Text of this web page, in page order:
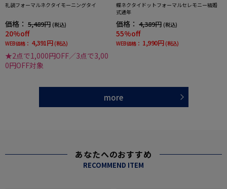
礼装フォーマルネクタイモーニングタイ
価格： 5,489円 (税込)
20%off
WEB価格： 4,391円 (税込)
★2点で1,000円OFF／3点で3,00
0円OFF対象
蝶ネクタイドットフォーマルセレモニー結婚
式通年
価格： 4,389円 (税込)
55%off
WEB価格： 1,990円 (税込)
more
あなたへのおすすめ
RECOMMEND ITEM